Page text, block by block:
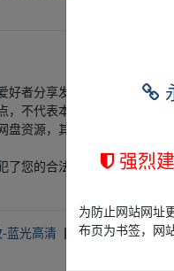
好者分享发布的网盘链接介绍
不代表本网站立场，作者文
资源，其版权归版权方所
了您的合法版权，请点击版
蓝光高清【电影】
强烈
为防止网站网址
布页为书签，网